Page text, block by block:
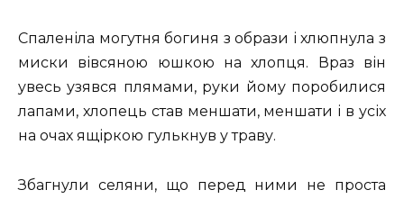
Спаленіла могутня богиня з образи і хлюпнула з
миски вівсяною юшкою на хлопця. Враз він
увесь узявся плямами, руки йому поробилися
лапами, хлопець став меншати, меншати і в усіх
на очах ящіркою гулькнув у траву.
Збагнули селяни, що перед ними не проста